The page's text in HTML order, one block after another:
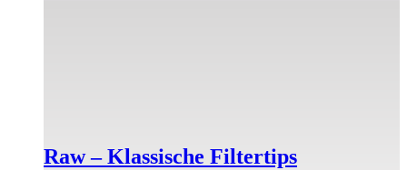
Raw – Klassische Filtertips